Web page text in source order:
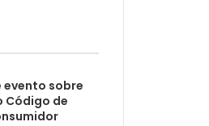
evento sobre
Código de